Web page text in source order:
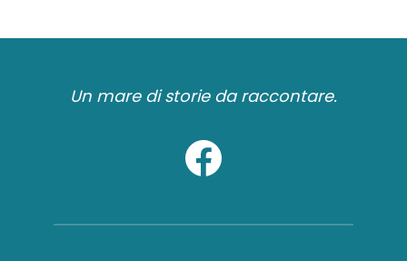
Un mare di storie da raccontare.